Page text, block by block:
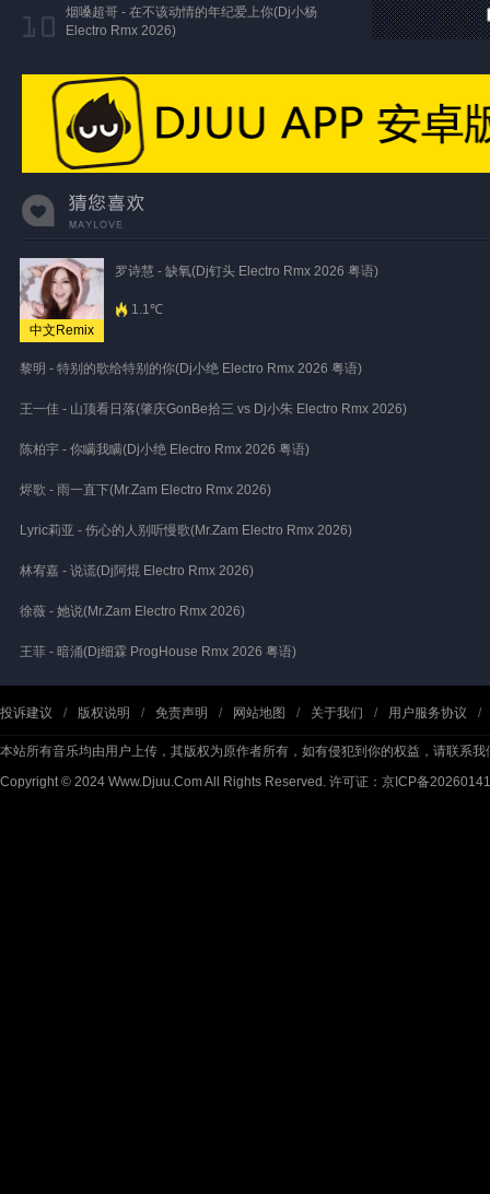
烟嗓超哥 - 在不该动情的年纪爱上你(Dj小杨
Electro Rmx 2026)
中文Remix
罗诗慧 - 缺氧(Dj钉头 Electro Rmx 2026 粤语)
1.1℃
黎明 - 特别的歌给特别的你(Dj小绝 Electro Rmx 2026 粤语)
王一佳 - 山顶看日落(肇庆GonBe拾三 vs Dj小朱 Electro Rmx 2026)
陈柏宇 - 你瞒我瞒(Dj小绝 Electro Rmx 2026 粤语)
烬歌 - 雨一直下(Mr.Zam Electro Rmx 2026)
Lyric莉亚 - 伤心的人别听慢歌(Mr.Zam Electro Rmx 2026)
林宥嘉 - 说谎(Dj阿焜 Electro Rmx 2026)
徐薇 - 她说(Mr.Zam Electro Rmx 2026)
王菲 - 暗涌(Dj细霖 ProgHouse Rmx 2026 粤语)
投诉建议 / 版权说明 / 免责声明 / 网站地图 / 关于我们 / 用户服务协议 /
本站所有音乐均由用户上传，其版权为原作者所有，如有侵犯到你的权益，请联系我
Copyright © 2024 Www.Djuu.Com All Rights Reserved. 许可证：京ICP备